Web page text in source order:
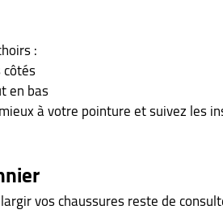
:
en bas
à votre pointure et suivez les
vos chaussures reste de